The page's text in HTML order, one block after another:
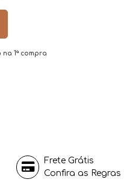
Frete Grátis
Confira as Regras